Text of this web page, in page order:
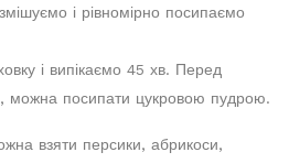
і рівномірно посипаємо
і випікаємо 45 хв. Перед
можна посипати цукровою пудрою.
взяти персики, абрикоси,